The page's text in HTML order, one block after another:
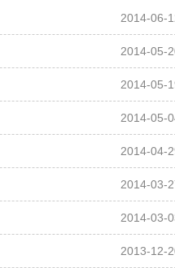
2014-06-
2014-05-
2014-05-
2014-05-
2014-04-
2014-03-
2014-03-
2013-12-